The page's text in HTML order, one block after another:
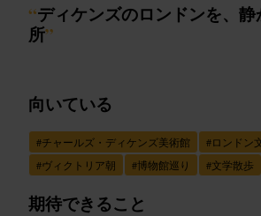
“ディケンズのロンドンを、
所”
向いている
#チャールズ・ディケンズ美術館 #ロンドン
#ヴィクトリア朝 #博物館巡り #文学散歩
期待できること